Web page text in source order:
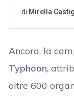
Ancora, la
Typhoon,
oltre 600